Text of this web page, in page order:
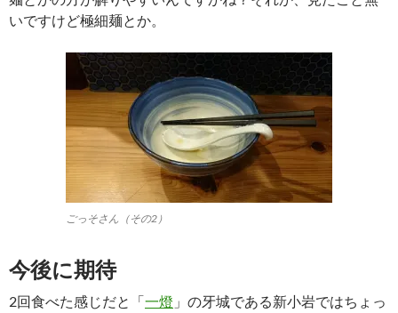
いですけど極細麺とか。
ごっそさん（その2）
今後に期待
2回食べた感じだと「一燈 」の牙城である新小岩ではちょっ